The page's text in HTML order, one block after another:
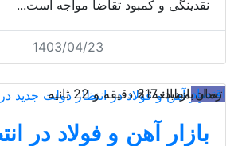
نقدینگی و کمبود تقاضا مواجه است...
1403/04/23
اقتصاد
زمان مطالعه: 2 دقیقه و 22 ثانیه
تعداد بازدید: 517
بازار آهن و فولاد در